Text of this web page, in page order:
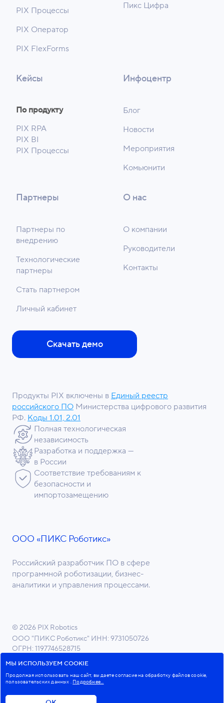
ООО «ПИКС Роботикс»
Российский разработчик ПО в сфере
программной роботизации, бизнес-
аналитики и управления процессами.
Скачать демо
PIX Процессы
PIX Оператор
PIX FlexForms
Пикс Цифра
Кейсы
По продукту
PIX RPA
PIX BI
PIX Процессы
Инфоцентр
Блог
Новости
Мероприятия
Комьюнити
Партнеры
Партнеры по
внедрению
Технологические
партнеры
Стать партнером
Личный кабинет
О нас
О компании
Руководители
Контакты
Продукты PIX включены в Единый реестр
российского ПО Министерства цифрового развития
РФ. Коды 1.01, 2.01
Полная технологическая
независимость
Разработка и поддержка —
в России
Соответствие требованиям к
безопасности и
импортозамещению
© 2026 PIX Robotics
ООО "ПИКС Роботикс" ИНН: 9731050726
ОГРН: 1197746528715
Пользовательское соглашение
Политика в отношении обработки персональных данных
МЫ ИСПОЛЬЗУЕМ COOKIE
Продолжая использовать наш сайт, вы даете согласие на обработку файлов cookie,
пользовательских данных . Подробнее...